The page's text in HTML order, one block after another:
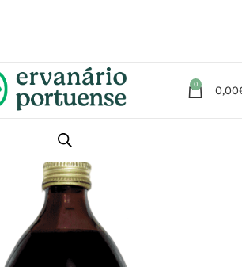
0 0,00
Alimentação